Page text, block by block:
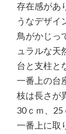
存在感があ
うなデザイ
鳥がかじっ
ュラルな天
台と支柱と
一番上の台
枝は長さが
30ｃｍ、25
一番上に取